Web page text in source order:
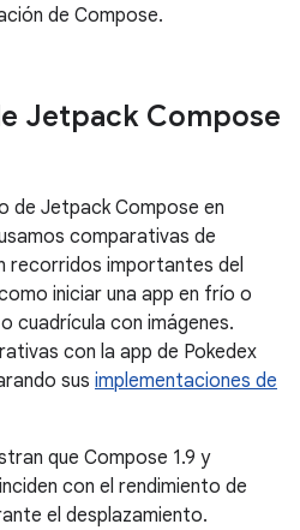
de Compose.
Jetpack Compose
de Jetpack Compose en
comparativas de
recorridos importantes del
iniciar una app en frío o
cuadrícula con imágenes.
con la app de Pokedex
sus implementaciones de
que Compose 1.9 y
con el rendimiento de
el desplazamiento.